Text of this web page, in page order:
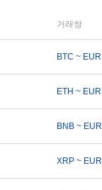
거래쌍
BTC ~ EUR
ETH ~ EUR
BNB ~ EUR
XRP ~ EUR